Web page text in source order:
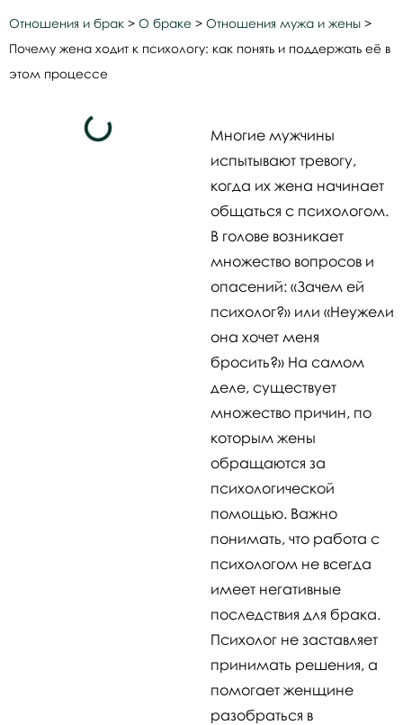
Отношения и брак > О браке > Отношения мужа и жены >
Почему жена ходит к психологу: как понять и поддержать её в
этом процессе
Многие мужчины
испытывают тревогу,
когда их жена начинает
общаться с психологом.
В голове возникает
множество вопросов и
опасений: «Зачем ей
психолог?» или «Неужели
она хочет меня
бросить?» На самом
деле, существует
множество причин, по
которым жены
обращаются за
психологической
помощью. Важно
понимать, что работа с
психологом не всегда
имеет негативные
последствия для брака.
Психолог не заставляет
принимать решения, а
помогает женщине
разобраться в